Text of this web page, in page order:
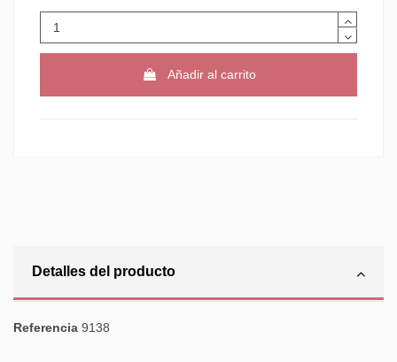
Añadir al carrito
Detalles del producto
Referencia 9138